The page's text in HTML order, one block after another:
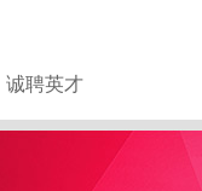
诚聘英才